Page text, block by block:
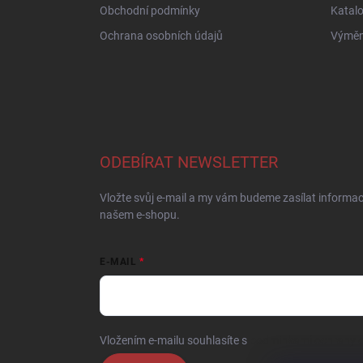
Obchodní podmínky
Ochrana osobních údajů
ODEBÍRAT NEWSLETTER
Vložte svůj e-mail a my vám budeme zasílat
našem e-shopu.
E-MAIL
Vložením e-mailu souhlasíte s